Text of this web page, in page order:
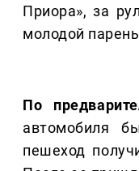
Приора», за
молодой
По
автомобиля
пешеход